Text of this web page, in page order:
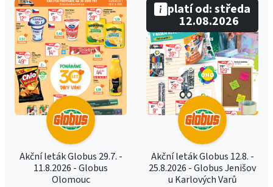
Akční leták Globus 29.7. -
11.8.2026 - Globus
Olomouc
Akční leták Globus 12.8. -
25.8.2026 - Globus Jenišov
u Karlových Varů
platí od: středa
12.08.2026